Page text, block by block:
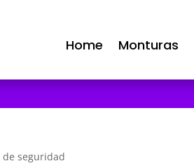
Home Monturas
de seguridad